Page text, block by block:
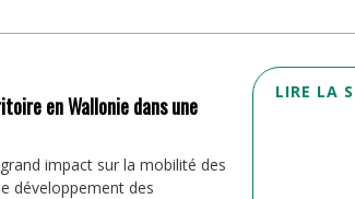
en Wallonie dans une
impact sur la mobilité des
développement des
LIRE LA